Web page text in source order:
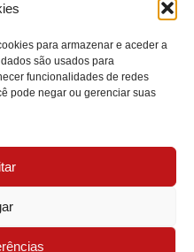
para armazenar e aceder a
são usados para
funcionalidades de redes
pode negar ou gerenciar suas
da Estética